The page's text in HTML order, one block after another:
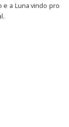
e a Luna vindo pro